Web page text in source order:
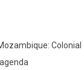
Colonial